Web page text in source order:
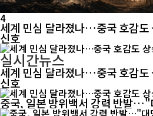
4
세계 민심 달라졌나…중국 호감도
신호
실시간뉴스
세계 민심 달라졌나…중국 호감도
신호
중국, 일본 방위백서 강력 반발